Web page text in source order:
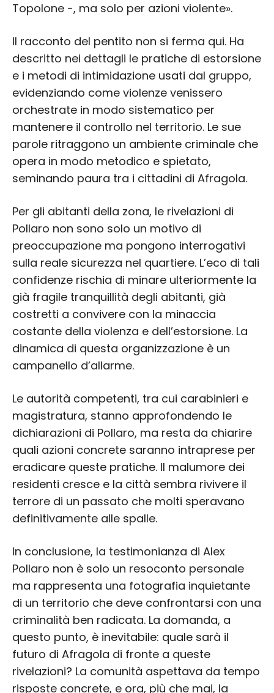
Topolone -, ma solo per azioni violente».
Il racconto del pentito non si ferma qui. Ha
descritto nei dettagli le pratiche di estorsione
e i metodi di intimidazione usati dal gruppo,
evidenziando come violenze venissero
orchestrate in modo sistematico per
mantenere il controllo nel territorio. Le sue
parole ritraggono un ambiente criminale che
opera in modo metodico e spietato,
seminando paura tra i cittadini di Afragola.
Per gli abitanti della zona, le rivelazioni di
Pollaro non sono solo un motivo di
preoccupazione ma pongono interrogativi
sulla reale sicurezza nel quartiere. L’eco di tali
confidenze rischia di minare ulteriormente la
già fragile tranquillità degli abitanti, già
costretti a convivere con la minaccia
costante della violenza e dell’estorsione. La
dinamica di questa organizzazione è un
campanello d’allarme.
Le autorità competenti, tra cui carabinieri e
magistratura, stanno approfondendo le
dichiarazioni di Pollaro, ma resta da chiarire
quali azioni concrete saranno intraprese per
eradicare queste pratiche. Il malumore dei
residenti cresce e la città sembra rivivere il
terrore di un passato che molti speravano
definitivamente alle spalle.
In conclusione, la testimonianza di Alex
Pollaro non è solo un resoconto personale
ma rappresenta una fotografia inquietante
di un territorio che deve confrontarsi con una
criminalità ben radicata. La domanda, a
questo punto, è inevitabile: quale sarà il
futuro di Afragola di fronte a queste
rivelazioni? La comunità aspettava da tempo
risposte concrete, e ora, più che mai, la